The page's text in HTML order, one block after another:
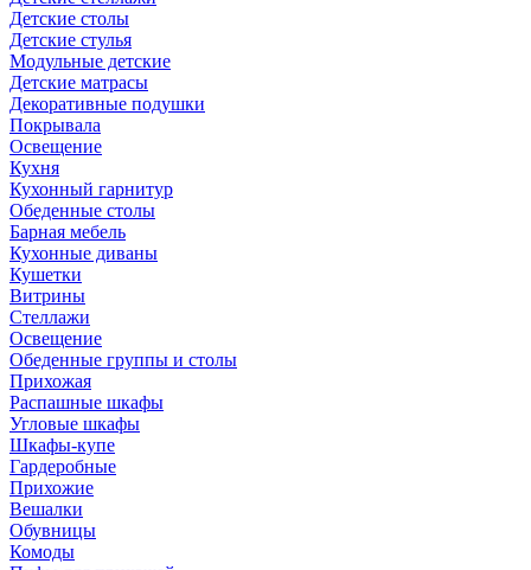
Детские столы
Детские стулья
Модульные детские
Детские матрасы
Декоративные подушки
Покрывала
Освещение
Кухня
Кухонный гарнитур
Обеденные столы
Барная мебель
Кухонные диваны
Кушетки
Витрины
Стеллажи
Освещение
Обеденные группы и столы
Прихожая
Распашные шкафы
Угловые шкафы
Шкафы-купе
Гардеробные
Прихожие
Вешалки
Обувницы
Комоды